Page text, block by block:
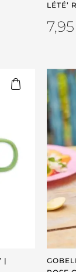
LÉTÉ’
7,95
|